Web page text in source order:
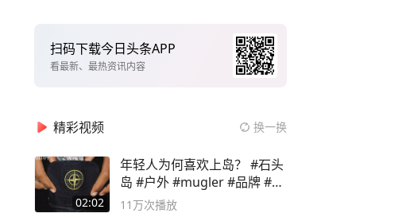
扫码下载今日头条APP
看最新、最热资讯内容
精彩视频 换一换
02:02
年轻人为何喜欢上岛？ #石头
岛 #户外 #mugler #品牌 #足
球流氓
11万次播放